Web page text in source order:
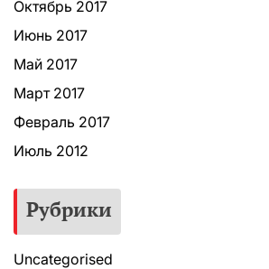
Октябрь 2017
Июнь 2017
Май 2017
Март 2017
Февраль 2017
Июль 2012
Рубрики
Uncategorised